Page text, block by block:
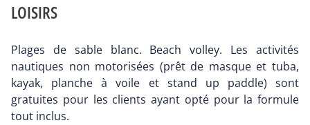
LOISIRS
Plages de sable blanc. Beach volley. Les activités
nautiques non motorisées (prêt de masque et tuba,
kayak, planche à voile et stand up paddle) sont
gratuites pour les clients ayant opté pour la formule
tout inclus.